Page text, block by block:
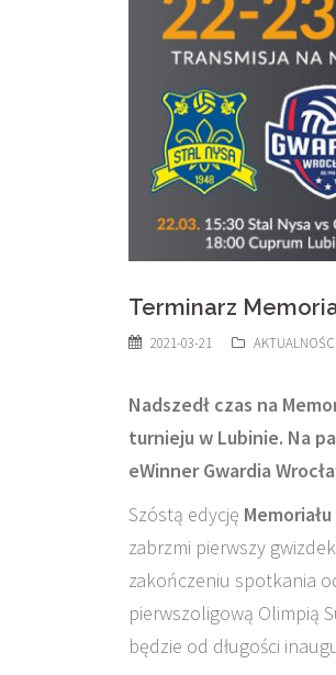
Terminarz
2021-03-21 AKTUALNOŚCI
Nadszedł czas na
turnieju w Lubinie. Na
eWinner Gwardia
Szóstą edycję
zabrzmi pierwszy
zakończeniu spotkania
pierwszoligową Olimpią
będzie od długości